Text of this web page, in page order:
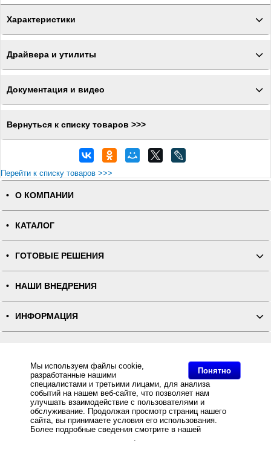
Понятно
Мы используем файлы cookie,
разработанные нашими
специалистами и третьими лицами, для анализа
событий на нашем веб-сайте, что позволяет нам
улучшать взаимодействие с пользователями и
обслуживание. Продолжая просмотр страниц нашего
сайта, вы принимаете условия его использования.
Более подробные сведения смотрите в нашей
.
Характеристики
Драйвера и утилиты
Документация и видео
Вернуться к списку товаров >>>
Перейти к списку товаров >>>
О КОМПАНИИ
КАТАЛОГ
ГОТОВЫЕ РЕШЕНИЯ
НАШИ ВНЕДРЕНИЯ
ИНФОРМАЦИЯ
ПОЛНАЯ ВЕРСИЯ
Интернет-магазин "ПОСЛЭНД" - торгового оборудования, оборудования для автоматизации общепита и
торговли, расходных материалов
Все права защищены, ООО "ПОСЛЭНД" © 2008-2026.
Политика конфиденциальности
Основное: Термотрансферный принтер TSC ML240P LCD SU+Ethernet+USB Host+RTC,
Термотрансферный принтер TSC ML240P LCD SU+Ethernet+USB Host+RTC купить с доставкой по
всей России, самовывоз из Москвы, Термотрансферный принтер TSC ML240P LCD SU+Ethernet+USB